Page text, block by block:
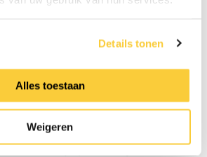
Details tonen
Alles toestaan
Weigeren
kijkt Spirotech mee
een optimale werking in de
is daarmee een mooi
technische kennis, goede
een installatie die klaar is voor
alleen bij oplevering, maar